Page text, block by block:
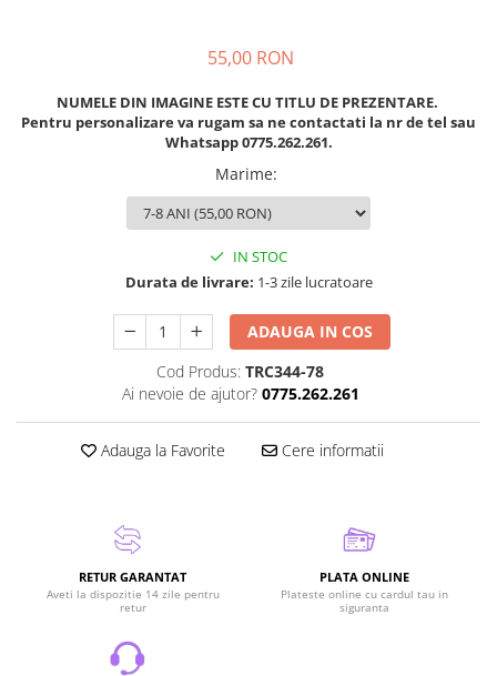
55,00 RON
NUMELE DIN IMAGINE ESTE CU TITLU DE PREZENTARE.
Pentru personalizare va rugam sa ne contactati la nr de tel sau
Whatsapp 0775.262.261.
Marime:
IN STOC
Durata de livrare: 1-3 zile lucratoare
ADAUGA IN COS
Cod Produs: TRC344-78
Ai nevoie de ajutor? 0775.262.261
Adauga la Favorite Cere informatii
RETUR GARANTAT
Aveti la dispozitie 14 zile pentru
retur
PLATA ONLINE
Plateste online cu cardul tau in
siguranta